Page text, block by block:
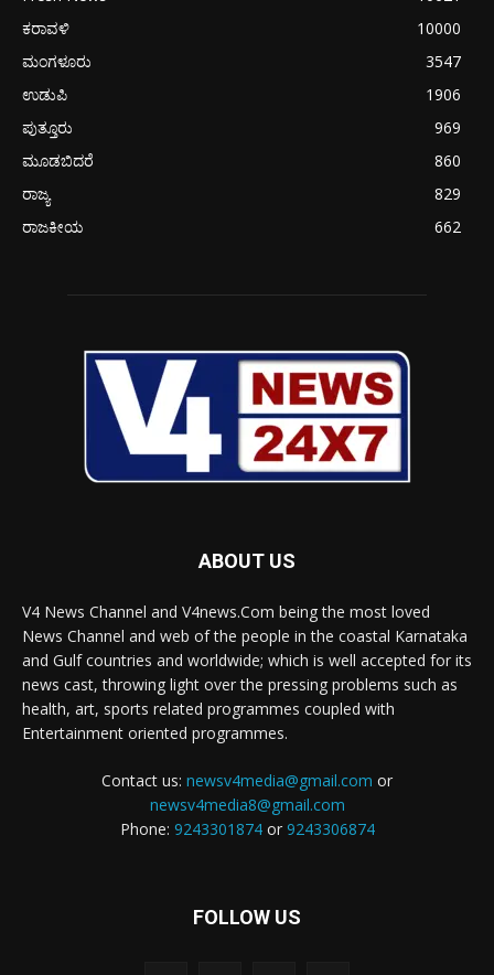
ಕರಾವಳಿ
10000
ಮಂಗಳೂರು
3547
ಉಡುಪಿ
1906
ಪುತ್ತೂರು
969
ಮೂಡಬಿದರೆ
860
ರಾಜ್ಯ
829
ರಾಜಕೀಯ
662
ABOUT US
V4 News Channel and V4news.Com being the most loved
News Channel and web of the people in the coastal Karnataka
and Gulf countries and worldwide; which is well accepted for its
news cast, throwing light over the pressing problems such as
health, art, sports related programmes coupled with
Entertainment oriented programmes.
Contact us: newsv4media@gmail.com or
newsv4media8@gmail.com
Phone: 9243301874or 9243306874
FOLLOW US